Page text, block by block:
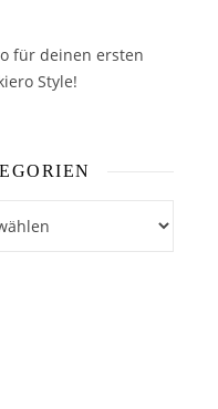
für deinen ersten
Style!